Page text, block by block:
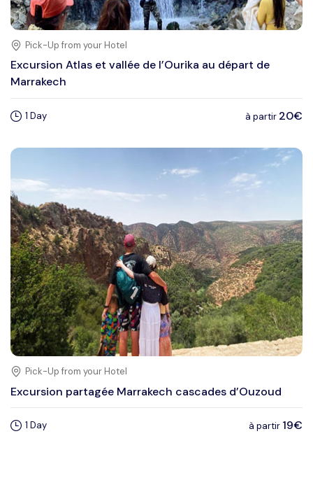
Pick-Up from your Hotel
Excursion Atlas et vallée de l’Ourika au départ de
Marrakech
1 Day à partir 20€
Pick-Up from your Hotel
Excursion partagée Marrakech cascades d’Ouzoud
1 Day à partir 19€